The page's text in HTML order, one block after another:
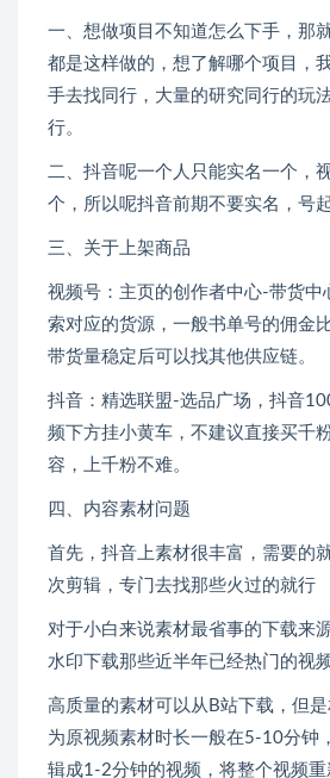
一、想做项目不知道怎么下手，那
都是这样做的，想了解哪个项目，
手去找同行，大量的研究同行的玩
行。
二、抖音呢一个人只能实名一个，
个，所以呢抖音前期不要实名，号
三、关于上架商品
视频号：主页的创作者中心-带货中
索对应的货源，一般书单号的佣金
带货量稳定后可以找其他供应链。
抖音：精选联盟-选品广场，抖音
频下方挂小黄车，不建议直接买千
容，上千粉不难。
四、内容素材问题
首先，抖音上素材很丰富，需要的
次剪辑，专门去找那些火过的就行
对于小白来说素材最省事的下载来
水印下载那些近半年已经热门的视
高质量的素材可以从B站下载，但
为原视频素材时长一般在5-10分钟
辑成1-2分钟的视频，将整个视频重